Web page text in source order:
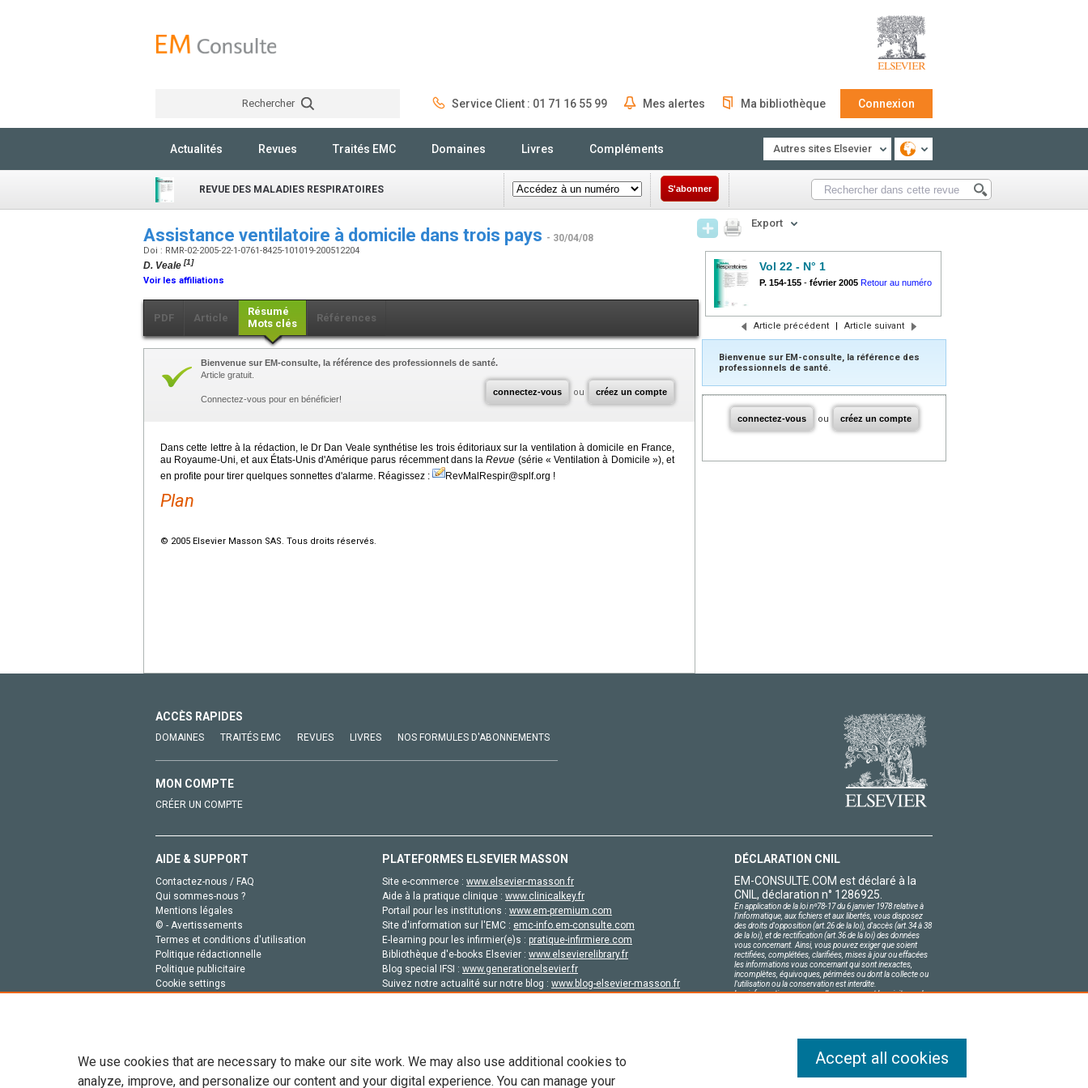
Rechercher Service Client : 01 71 16 55 99 Mes alertes Ma bibliothèque Connexion
Actualités Revues Traités EMC Domaines Livres Compléments Autres sites Elsevier
REVUE DES MALADIES RESPIRATOIRES S'abonner
Assistance ventilatoire à domicile dans trois pays - 30/04/08
Doi : RMR-02-2005-22-1-0761-8425-101019-200512204
D. Veale [1]
Voir les affiliations
PDF Article
Résumé
Mots clés
Références
connectez-vous ou créez un compte
Bienvenue sur EM-consulte, la référence des professionnels de santé.
Article gratuit.
Connectez-vous pour en bénéficier!
Dans cette lettre à la rédaction, le Dr Dan Veale synthétise les trois éditoriaux sur la ventilation à domicile en France,
au Royaume-Uni, et aux États-Unis d'Amérique parus récemment dans laRevue (série « Ventilation à Domicile »), et
en profite pour tirer quelques sonnettes d'alarme. Réagissez :
RevMalRespir@splf.org !
Plan
© 2005 Elsevier Masson SAS. Tous droits réservés.
Export
Vol 22 - N° 1
P. 154-155 - février 2005 Retour au numéro
Article précédent | Article suivant
Bienvenue sur EM-consulte, la référence des
professionnels de santé.
connectez-vous ou créez un compte
ACCÈS RAPIDES
DOMAINES TRAITÉS EMC REVUES LIVRES NOS FORMULES D'ABONNEMENTS
MON COMPTE
CRÉER UN COMPTE
AIDE & SUPPORT
Contactez-nous / FAQ
Qui sommes-nous ?
Mentions légales
© - Avertissements
Termes et conditions d'utilisation
Politique rédactionnelle
Politique publicitaire
Cookie settings
PLATEFORMES ELSEVIER MASSON
Site e-commerce : www.elsevier-masson.fr
Aide à la pratique clinique : www.clinicalkey.fr
Portail pour les institutions : www.em-premium.com
Site d'information sur l'EMC : emc-info.em-consulte.com
E-learning pour les infirmier(e)s : pratique-infirmiere.com
Bibliothèque d'e-books Elsevier : www.elsevierelibrary.fr
Blog special IFSI : www.generationelsevier.fr
Suivez notre actualité sur notre blog : www.blog-elsevier-masson.fr
DÉCLARATION CNIL
EM-CONSULTE.COM est déclaré à la
CNIL, déclaration n° 1286925.
En application de la loi nº78-17 du 6 janvier 1978 relative à
l'informatique, aux fichiers et aux libertés, vous disposez
des droits d'opposition (art.26 de la loi), d'accès (art.34 à 38
de la loi), et de rectification (art.36 de la loi) des données
vous concernant. Ainsi, vous pouvez exiger que soient
rectifiées, complétées, clarifiées, mises à jour ou effacées
les informations vous concernant qui sont inexactes,
incomplètes, équivoques, périmées ou dont la collecte ou
l'utilisation ou la conservation est interdite.
Les informations personnelles concernant les visiteurs de
We use cookies that are necessary to make our site work. We may also use additional cookies to
analyze, improve, and personalize our content and your digital experience. You can manage your
Accept all cookies